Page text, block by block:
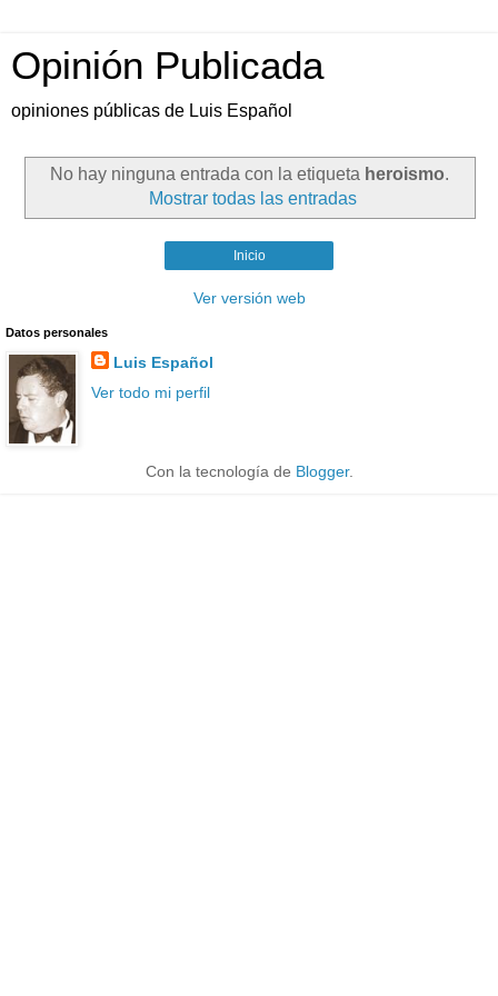
Opinión Publicada
opiniones públicas de Luis Español
No hay ninguna entrada con la etiqueta heroismo.
Mostrar todas las entradas
Inicio
Ver versión web
Datos personales
Luis Español
Ver todo mi perfil
Con la tecnología de Blogger.